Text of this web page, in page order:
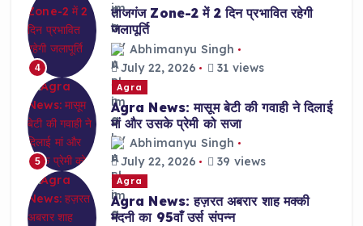
4
ताजगंज Zone-2 में 2 दिन प्रभावित रहेगी
जलापूर्ति
Abhimanyu Singh
July 22, 2026
31 views
5
Agra
Agra News: मासूम बेटी की गवाही ने दिलाई
मां और उसके प्रेमी को सजा
Abhimanyu Singh
July 22, 2026
39 views
Agra
Agra News: हज़रत अबरार शाह मक्की
मदनी का 95वाँ उर्स संपन्न